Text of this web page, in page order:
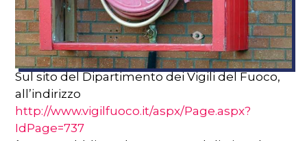
Sul sito del Dipartimento dei Vigili del Fuoco,
all’indirizzo
http://www.vigilfuoco.it/aspx/Page.aspx?
IdPage=737